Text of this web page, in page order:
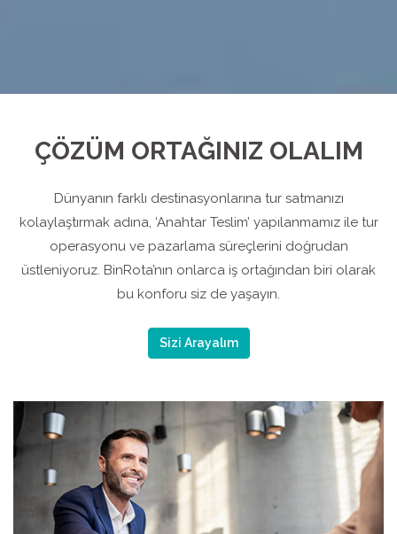
ÇÖZÜM ORTAĞINIZ OLALIM
Dünyanın farklı destinasyonlarına tur satmanızı
kolaylaştırmak adına, ‘Anahtar Teslim’ yapılanmamız ile tur
operasyonu ve pazarlama süreçlerini doğrudan
üstleniyoruz. BinRota’nın onlarca iş ortağından biri olarak
bu konforu siz de yaşayın.
Sizi Arayalım